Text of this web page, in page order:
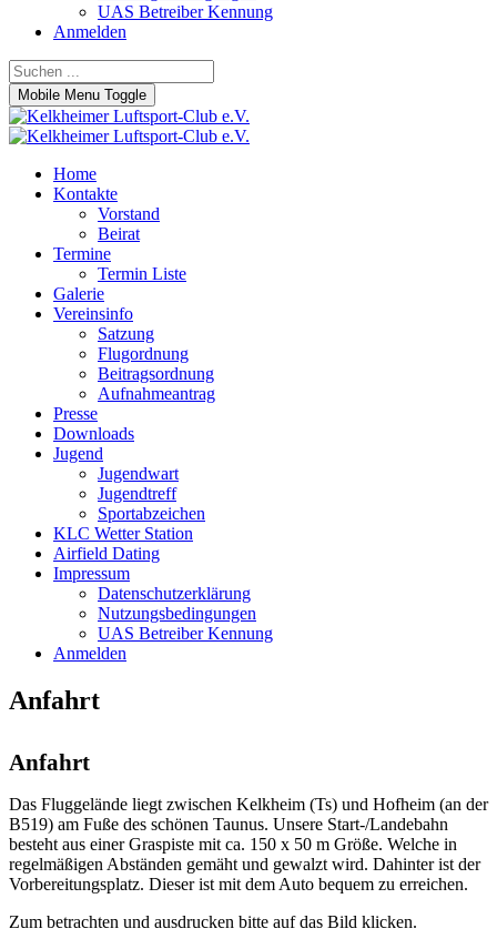
UAS Betreiber Kennung
Anmelden
Mobile Menu Toggle
Home
Kontakte
Vorstand
Beirat
Termine
Termin Liste
Galerie
Vereinsinfo
Satzung
Flugordnung
Beitragsordnung
Aufnahmeantrag
Presse
Downloads
Jugend
Jugendwart
Jugendtreff
Sportabzeichen
KLC Wetter Station
Airfield Dating
Impressum
Datenschutzerklärung
Nutzungsbedingungen
UAS Betreiber Kennung
Anmelden
Anfahrt
Anfahrt
Das Fluggelände liegt zwischen Kelkheim (Ts) und Hofheim (an der
B519) am Fuße des schönen Taunus. Unsere Start-/Landebahn
besteht aus einer Graspiste mit ca. 150 x 50 m Größe. Welche in
regelmäßigen Abständen gemäht und gewalzt wird. Dahinter ist der
Vorbereitungsplatz. Dieser ist mit dem Auto bequem zu erreichen.
Zum betrachten und ausdrucken bitte auf das Bild klicken.